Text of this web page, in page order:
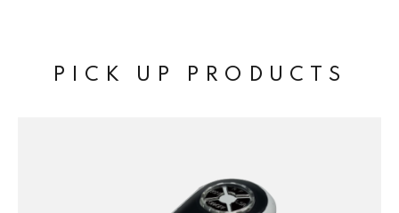
PICK UP PRODUCTS